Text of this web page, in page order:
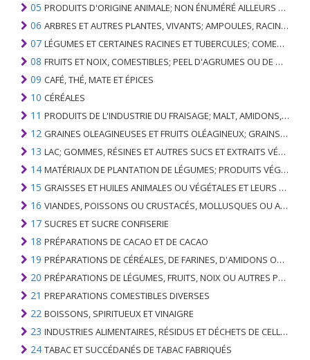
05 PRODUITS D'ORIGINE ANIMALE; NON ÉNUMÉRÉ AILLEURS OU INCLUS
06 ARBRES ET AUTRES PLANTES, VIVANTS; AMPOULES, RACINES ET ANALOGUES; FLEURS COUPEES ET FEUILLAGE ORNEMENTAL
07 LÉGUMES ET CERTAINES RACINES ET TUBERCULES; COMESTIBLE
08 FRUITS ET NOIX, COMESTIBLES; PEEL D'AGRUMES OU DE MELONS
09 CAFÉ, THÉ, MATE ET ÉPICES
10 CÉRÉALES
11 PRODUITS DE L'INDUSTRIE DU FRAISAGE; MALT, AMIDONS, INULINE, GLUTEN DE BLÉ
12 GRAINES OLEAGINEUSES ET FRUITS OLÉAGINEUX; GRAINS DIVERS, GRAINES ET FRUITS, PLANTES INDUSTRIELLES OU MÉDICINALES; PAILLE ET FOURRAGE
13 LAC; GOMMES, RÉSINES ET AUTRES SUCS ET EXTRAITS VÉGÉTAUX
14 MATÉRIAUX DE PLANTATION DE LÉGUMES; PRODUITS VÉGÉTAUX NON DÉNOMMÉS NI COMPRIS AILLEURS
15 GRAISSES ET HUILES ANIMALES OU VÉGÉTALES ET LEURS PRODUITS DE CLIVAGE; GRAISSES ANIMALES PRÉPARÉES; CIRES ANIMALES OU VÉGÉTALES
16 VIANDES, POISSONS OU CRUSTACÉS, MOLLUSQUES OU AUTRES INVERTÉBRÉS AQUATIQUES; PRÉPARATIONS DE CELLES-CI
17 SUCRES ET SUCRE CONFISERIE
18 PRÉPARATIONS DE CACAO ET DE CACAO
19 PRÉPARATIONS DE CÉRÉALES, DE FARINES, D'AMIDONS OU DE LAIT; PRODUITS DE PATISSERIE
20 PRÉPARATIONS DE LÉGUMES, FRUITS, NOIX OU AUTRES PARTIES DE PLANTES
21 PREPARATIONS COMESTIBLES DIVERSES
22 BOISSONS, SPIRITUEUX ET VINAIGRE
23 INDUSTRIES ALIMENTAIRES, RÉSIDUS ET DÉCHETS DE CELLES-CI; FOURRAGE ANIMAL PRÉPARÉ
24 TABAC ET SUCCÉDANÉS DE TABAC FABRIQUÉS